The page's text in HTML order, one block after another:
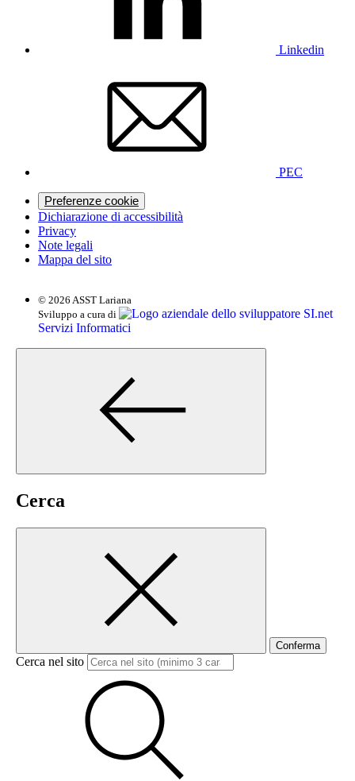
Linkedin
PEC
Preferenze cookie
Dichiarazione di accessibilità
Privacy
Note legali
Mappa del sito
© 2026 ASST Lariana
Sviluppo a cura di
SI.net
Servizi Informatici
Cerca
Conferma
Cerca nel sito